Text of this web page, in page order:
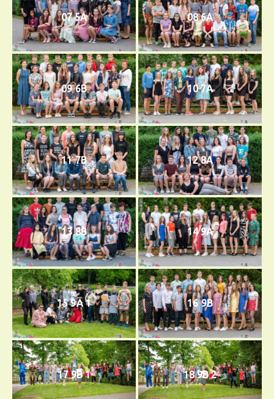
07 5A 08 6A
09 6B 10 7A
11 7B 12 8A
13 8B 14 9A
15 9A 1 16 9B
17 9B 1 18 9B 2